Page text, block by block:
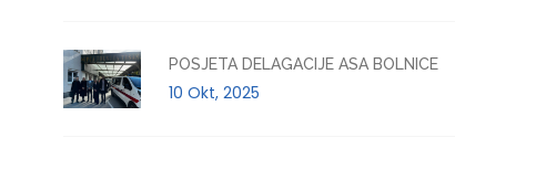
POSJETA DELAGACIJE ASA BOLNICE
10 Okt, 2025